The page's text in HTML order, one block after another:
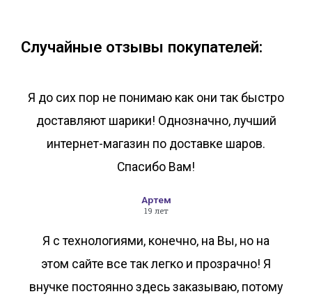
Случайные отзывы покупателей:
Я до сих пор не понимаю как они так быстро
доставляют шарики! Однозначно, лучший
интернет-магазин по доставке шаров.
Спасибо Вам!
Артем
19 лет
Я с технологиями, конечно, на Вы, но на
этом сайте все так легко и прозрачно! Я
внучке постоянно здесь заказываю, потому